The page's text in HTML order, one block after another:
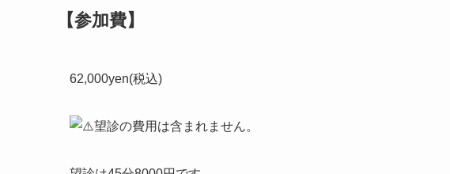
【参加費】
62,000yen(税込)
望診の費用は含まれません。